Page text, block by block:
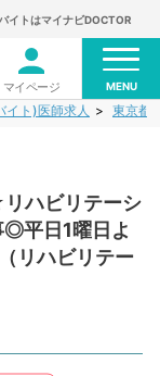
イトはマイナビDOCTOR
マイページ MENU
イト)医師求人 東京都
ハビリテーシ
◎平日1曜日よ
リハビリテー